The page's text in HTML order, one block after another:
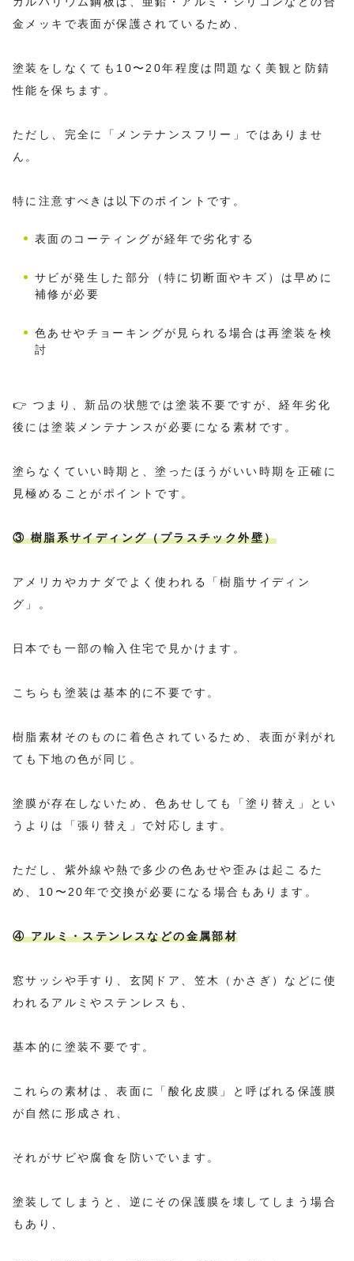
金メッキで表面が保護されているため、
塗装をしなくても10〜20年程度は問題なく美観と防錆
性能を保ちます。
ただし、完全に「メンテナンスフリー」ではありませ
ん。
特に注意すべきは以下のポイントです。
表面のコーティングが経年で劣化する
サビが発生した部分（特に切断面やキズ）は早めに
補修が必要
色あせやチョーキングが見られる場合は再塗装を検
討
👉 つまり、新品の状態では塗装不要ですが、経年劣化
後には塗装メンテナンスが必要になる素材です。
塗らなくていい時期と、塗ったほうがいい時期を正確に
見極めることがポイントです。
③ 樹脂系サイディング（プラスチック外壁）
アメリカやカナダでよく使われる「樹脂サイディン
グ」。
日本でも一部の輸入住宅で見かけます。
こちらも塗装は基本的に不要です。
樹脂素材そのものに着色されているため、表面が剥がれ
ても下地の色が同じ。
塗膜が存在しないため、色あせしても「塗り替え」とい
うよりは「張り替え」で対応します。
ただし、紫外線や熱で多少の色あせや歪みは起こるた
め、10〜20年で交換が必要になる場合もあります。
④ アルミ・ステンレスなどの金属部材
窓サッシや手すり、玄関ドア、笠木（かさぎ）などに使
われるアルミやステンレスも、
基本的に塗装不要です。
これらの素材は、表面に「酸化皮膜」と呼ばれる保護膜
が自然に形成され、
それがサビや腐食を防いでいます。
塗装してしまうと、逆にその保護膜を壊してしまう場合
もあり、